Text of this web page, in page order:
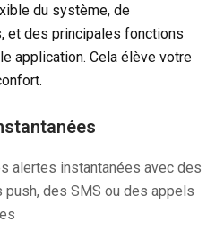
du système, de
et des principales fonctions
application. Cela élève votre
alertes instantanées avec des
push, des SMS ou des appels